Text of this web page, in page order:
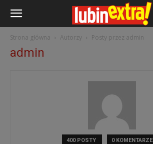
Strona główna Autorzy Posty przez admin
admin
400 POSTY 0 KOMENTARZE